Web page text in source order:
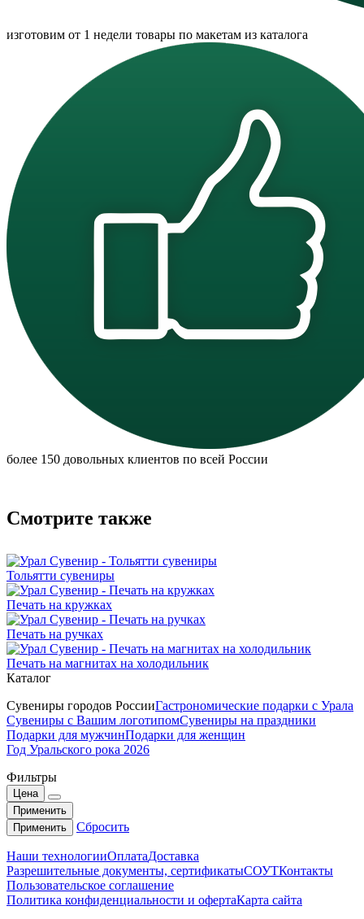
изготовим от 1 недели товары по макетам из каталога
более 150 довольных клиентов по всей России
Смотрите также
Тольятти сувениры
Печать на кружках
Печать на ручках
Печать на магнитах на холодильник
Каталог
Сувениры городов РоссииГастрономические подарки с Урала
Сувениры с Вашим логотипомСувениры на праздники
Подарки для мужчинПодарки для женщин
Год Уральского рока 2026
Фильтры
Цена
Применить
Применить
Сбросить
Наши технологииОплатаДоставка
Разрешительные документы, сертификатыСОУТКонтакты
Пользовательское соглашение
Политика конфиденциальности и офертаКарта сайта